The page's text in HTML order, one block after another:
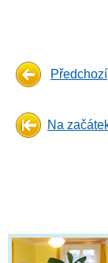
Předchozí
Na